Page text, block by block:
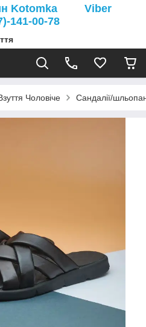
Kotomka Viber
141-00-78
Чоловіче Сандалії/